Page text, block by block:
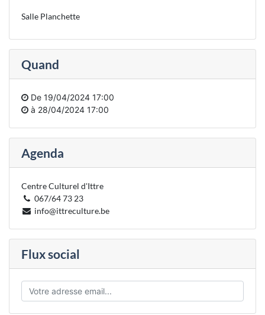
Salle Planchette
Quand
De 19/04/2024 17:00
à 28/04/2024 17:00
Agenda
Centre Culturel d'Ittre
067/64 73 23
info@ittreculture.be
Flux social